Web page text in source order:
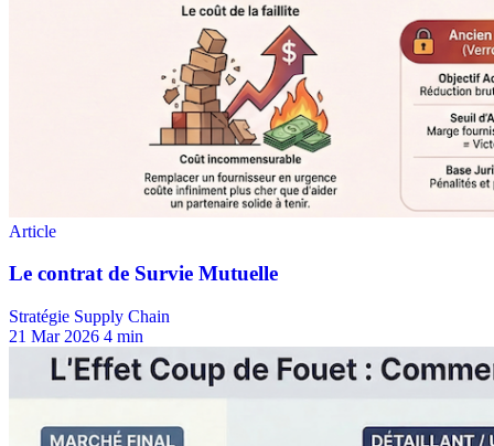
Stratégie Supply Chain
21 Mar 2026 4 min